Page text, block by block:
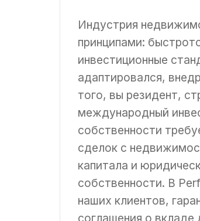
Индустрия
принципами:
инвестиционные
адаптировался,
того, вы резидент,
международный
собственности
сделок с
капитала и
собственности. В
наших клиентов,
соглашения о вкладе